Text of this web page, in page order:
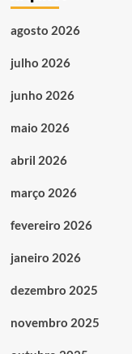
agosto 2026
julho 2026
junho 2026
maio 2026
abril 2026
março 2026
fevereiro 2026
janeiro 2026
dezembro 2025
novembro 2025